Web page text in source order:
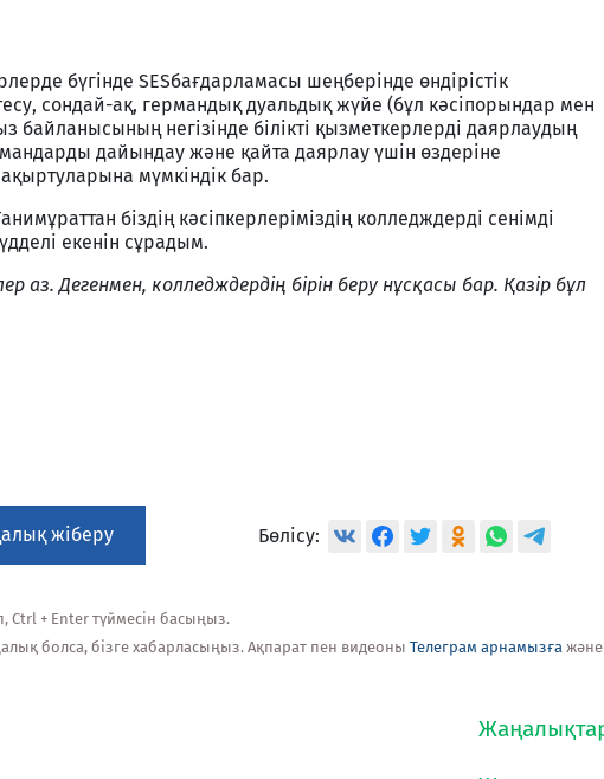
бүгінде SESбағдарламасы шеңберінде өндірістік
сондай-ақ, германдық дуальдық жүйе (бұл кәсіпорындар мен
байланысының негізінде білікті қызметкерлерді даярлаудың
дайындау және қайта даярлау үшін өздеріне
мүмкіндік бар.
біздің кәсіпкерлеріміздің колледждерді сенімді
екенін сұрадым.
аз. Дегенмен, колледждердің бірін беру нұсқасы бар. Қазір бұл
жіберу Бөлісу:
Ctrl + Enter түймесін басыңыз.
болса, бізге хабарласыңыз. Ақпарат пен видеоны Телеграм арнамызға және